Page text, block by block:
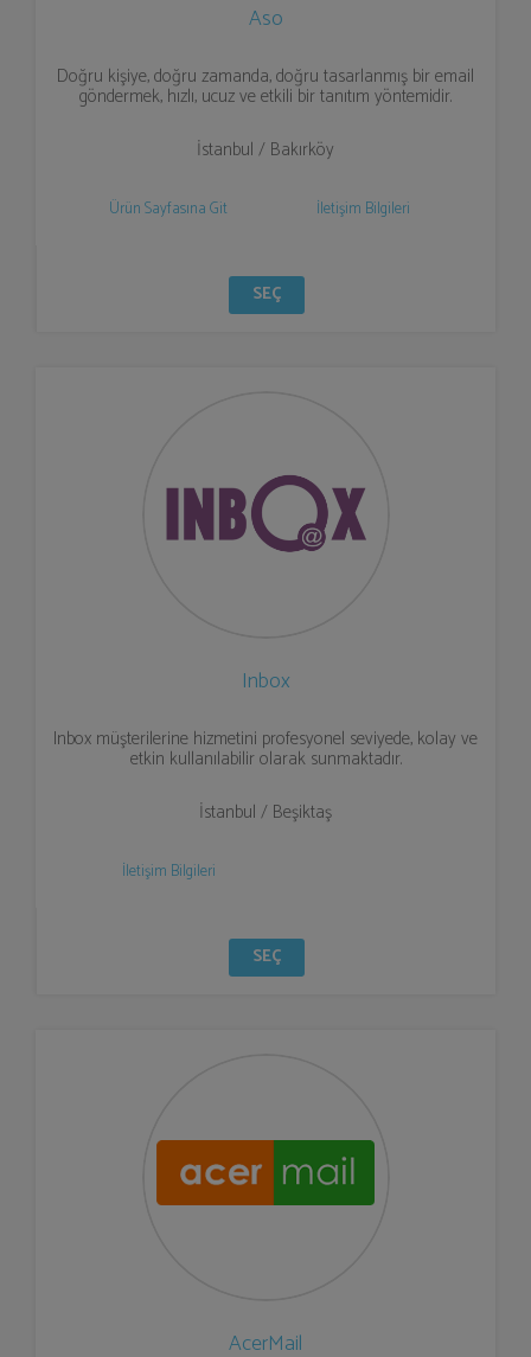
Aso
Doğru kişiye, doğru zamanda, doğru tasarlanmış bir email
göndermek, hızlı, ucuz ve etkili bir tanıtım yöntemidir.
İstanbul / Bakırköy
Ürün Sayfasına Git İletişim Bilgileri
SEÇ
Inbox
Inbox müşterilerine hizmetini profesyonel seviyede, kolay ve
etkin kullanılabilir olarak sunmaktadır.
İstanbul / Beşiktaş
İletişim Bilgileri
SEÇ
AcerMail